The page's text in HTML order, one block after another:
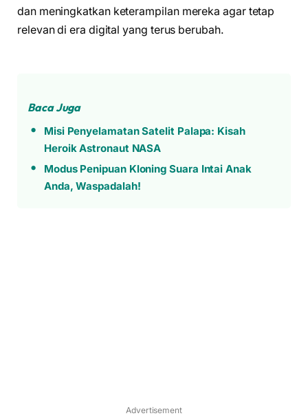
dan meningkatkan keterampilan mereka agar tetap
relevan di era digital yang terus berubah.
Baca Juga
Misi Penyelamatan Satelit Palapa: Kisah
Heroik Astronaut NASA
Modus Penipuan Kloning Suara Intai Anak
Anda, Waspadalah!
Advertisement